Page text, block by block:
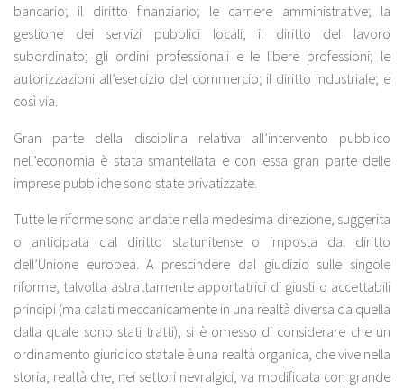
bancario; il diritto finanziario; le carriere amministrative; la
gestione dei servizi pubblici locali; il diritto del lavoro
subordinato; gli ordini professionali e le libere professioni; le
autorizzazioni all’esercizio del commercio; il diritto industriale; e
così via.
Gran parte della disciplina relativa all’intervento pubblico
nell’economia è stata smantellata e con essa gran parte delle
imprese pubbliche sono state privatizzate.
Tutte le riforme sono andate nella medesima direzione, suggerita
o anticipata dal diritto statunitense o imposta dal diritto
dell’Unione europea. A prescindere dal giudizio sulle singole
riforme, talvolta astrattamente apportatrici di giusti o accettabili
principi (ma calati meccanicamente in una realtà diversa da quella
dalla quale sono stati tratti), si è omesso di considerare che un
ordinamento giuridico statale è una realtà organica, che vive nella
storia, realtà che, nei settori nevralgici, va modificata con grande